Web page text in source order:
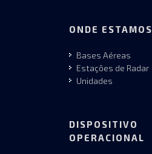
ONDE ESTAMOS
Bases Aéreas
Estações de Radar
Unidades
DISPOSITIVO
OPERACIONAL